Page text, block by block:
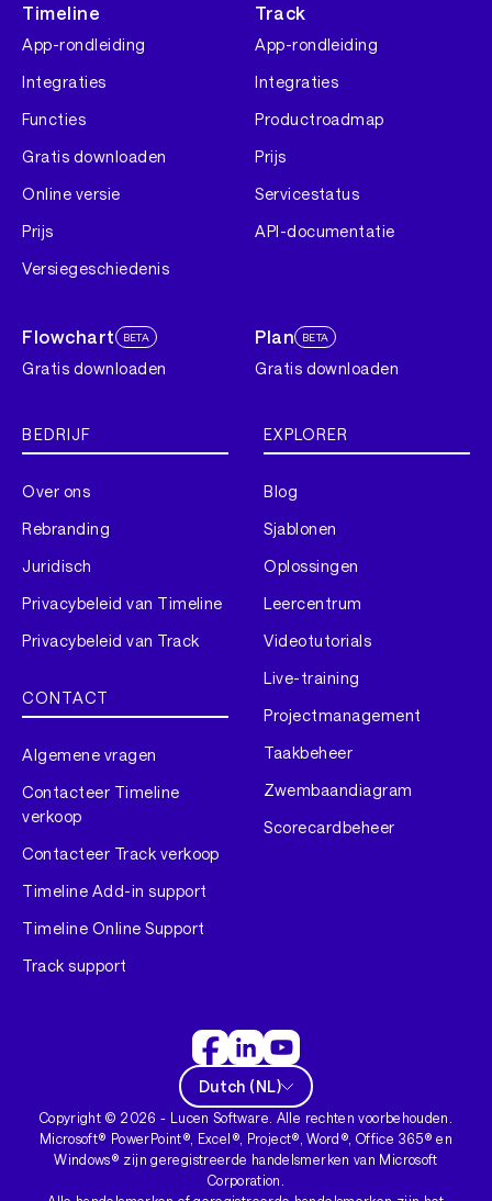
Timeline
App-rondleiding
Integraties
Functies
Gratis downloaden
Online versie
Prijs
Versiegeschiedenis
Track
App-rondleiding
Integraties
Productroadmap
Prijs
Servicestatus
API-documentatie
Flowchart BETA
Gratis downloaden
Plan BETA
Gratis downloaden
BEDRIJF
Over ons
Rebranding
Juridisch
Privacybeleid van Timeline
Privacybeleid van Track
CONTACT
Algemene vragen
Contacteer Timeline
verkoop
Contacteer Track verkoop
Timeline Add-in support
Timeline Online Support
Track support
EXPLORER
Blog
Sjablonen
Oplossingen
Leercentrum
Videotutorials
Live-training
Projectmanagement
Taakbeheer
Zwembaandiagram
Scorecardbeheer
Dutch (NL)
Copyright ©2026 - Lucen Software. Alle rechten voorbehouden.
Microsoft® PowerPoint®, Excel®, Project®, Word®, Office 365® en
Windows® zijn geregistreerde handelsmerken van Microsoft
Corporation.